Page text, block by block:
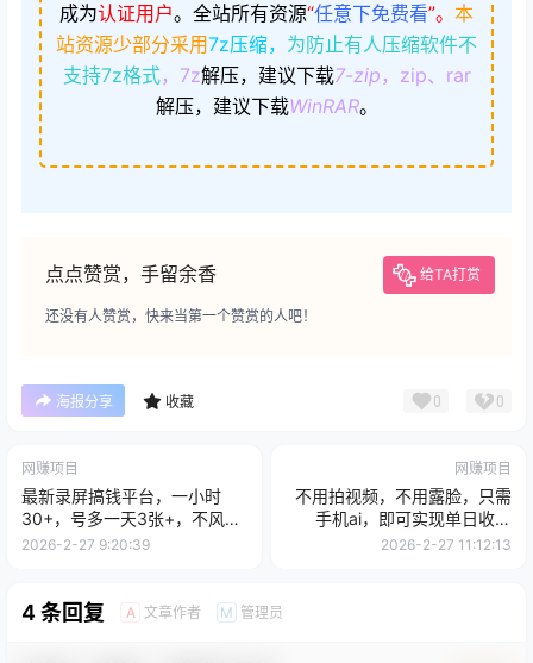
成为认证用户。 全站所有资源“任意下免费看”。 本
站资源少部分采用7z压缩， 为防止有人压缩软件不
支持7z格式，7z解压，建议下载7-zip ，zip、rar
解压，建议下载WinRAR。
点点赞赏，手留余香 给TA打赏
还没有人赞赏，快来当第一个赞赏的人吧！
海报分享 收藏 0 0
网赚项目
最新录屏搞钱平台，一小时
30+，号多一天3张+，不风
控，无需提现直接到账
2026-2-27 9:20:39
网赚项目
不用拍视频，不用露脸，只需
手机ai，即可实现单日收益
3000+
2026-2-27 11:12:13
4 条回复 A 文章作者 M 管理员